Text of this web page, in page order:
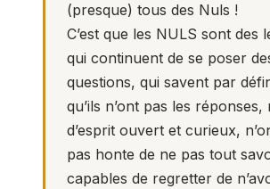
(presque) tous des Nuls !
C’est que les NULS sont des
qui continuent de se poser
questions, qui savent par
qu’ils n’ont pas les réponses,
d’esprit ouvert et curieux,
pas honte de ne pas tout
capables de regretter de